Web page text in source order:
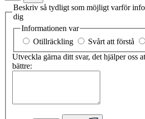
Beskriv så tydligt som möjligt varför
dig
Informationen var
Otillräckling
Svårt att förstå
Utveckla gärna ditt svar, det hjälper oss
bättre: